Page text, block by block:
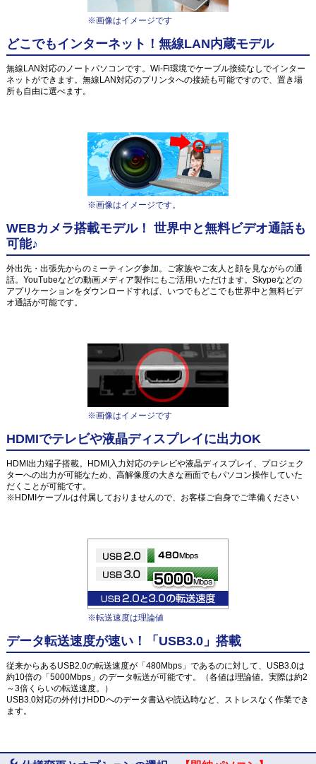
※画像はイメージです
どこでもインターネット！無線LAN内蔵モデル
無線LAN対応のノートパソコンです。Wi-Fi環境でケーブル接続なしでインター
ネットができます。無線LAN対応のプリンタへの接続も可能ですので、置き場
所も自由に選べます。
※画像はイメージです。
WEBカメラ搭載モデル！ 世界中と無料ビデオ通話も
可能♪
外出先・出張先からのミーティング参加。ご家族やご友人と顔を見ながらの通
話。YouTubeなどの動画メディア製作にもご活用いただけます。Skypeなどの
アプリケーションをダウンロードすれば、いつでもどこでも世界中と無料ビデ
オ通話が可能です。
※画像はイメージです
HDMIでテレビや液晶ディスプレイに出力OK
HDMI出力端子搭載。HDMI入力対応のテレビや液晶ディスプレイ、プロジェク
ターへの出力が可能なため、高解像度の大きな画面でもパソコン操作していた
だくことが可能です。
※HDMIケーブルは付属しておりませんので、お客様ご自身でご準備ください
※転送速度は理論値
データ転送速度が速い！「USB3.0」搭載
従来からあるUSB2.0の転送速度が「480Mbps」であるのに対して、USB3.0は
約10倍の「5000Mbps」のデータ転送が可能です。（各値は理論値。実際は約2
～3倍くらいの転送速度。）
USB3.0対応の外付けHDDへのデータ書込や読込時など、ストレスなく作業でき
ます。